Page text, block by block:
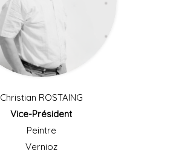
Christian ROSTAING
Vice-Président
Peintre
Vernioz